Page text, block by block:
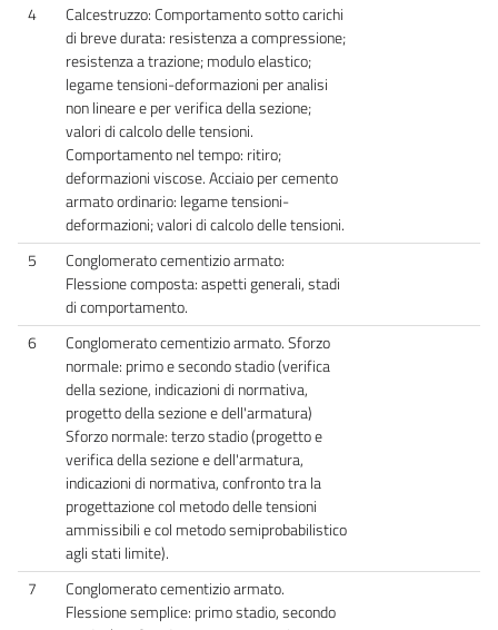
4
Calcestruzzo: Comportamento sotto carichi
di breve durata: resistenza a compressione;
resistenza a trazione; modulo elastico;
legame tensioni-deformazioni per analisi
non lineare e per verifica della sezione;
valori di calcolo delle tensioni.
Comportamento nel tempo: ritiro;
deformazioni viscose. Acciaio per cemento
armato ordinario: legame tensioni-
deformazioni; valori di calcolo delle tensioni.
5
Conglomerato cementizio armato:
Flessione composta: aspetti generali, stadi
di comportamento.
6
Conglomerato cementizio armato. Sforzo
normale: primo e secondo stadio (verifica
della sezione, indicazioni di normativa,
progetto della sezione e dell'armatura)
Sforzo normale: terzo stadio (progetto e
verifica della sezione e dell'armatura,
indicazioni di normativa, confronto tra la
progettazione col metodo delle tensioni
ammissibili e col metodo semiprobabilistico
agli stati limite).
7
Conglomerato cementizio armato.
Flessione semplice: primo stadio, secondo